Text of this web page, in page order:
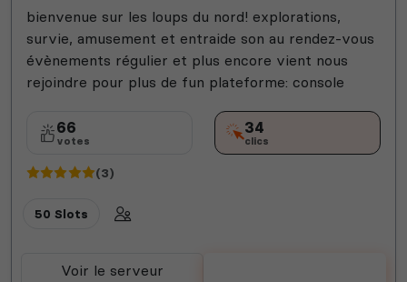
bienvenue sur les loups du nord! explorations,
survie, amusement et entraide son au rendez-vous
évènements régulier et plus encore vient nous
rejoindre pour plus de fun plateforme: console
66
votes
34
clics
(3)
50 Slots
Voir le serveur